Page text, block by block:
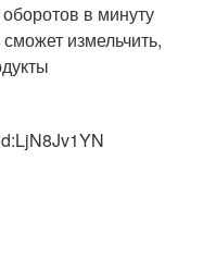
в минуту
измельчить,